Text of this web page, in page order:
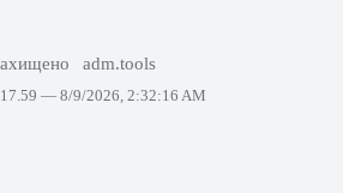
adm.tools
— 8/9/2026, 2:32:16 AM